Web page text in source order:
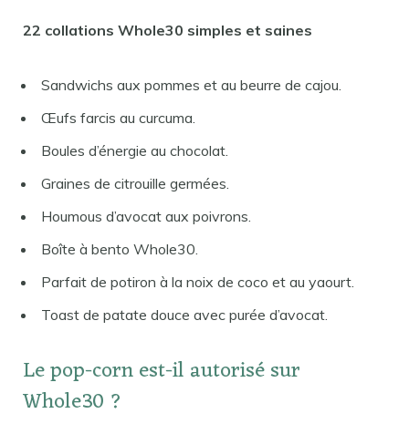
22 collations Whole30 simples et saines
Sandwichs aux pommes et au beurre de cajou.
Œufs farcis au curcuma.
Boules d’énergie au chocolat.
Graines de citrouille germées.
Houmous d’avocat aux poivrons.
Boîte à bento Whole30.
Parfait de potiron à la noix de coco et au yaourt.
Toast de patate douce avec purée d’avocat.
Le pop-corn est-il autorisé sur
Whole30 ?